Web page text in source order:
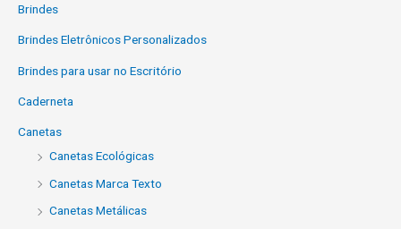
Brindes
Brindes Eletrônicos Personalizados
Brindes para usar no Escritório
Caderneta
Canetas
Canetas Ecológicas
Canetas Marca Texto
Canetas Metálicas